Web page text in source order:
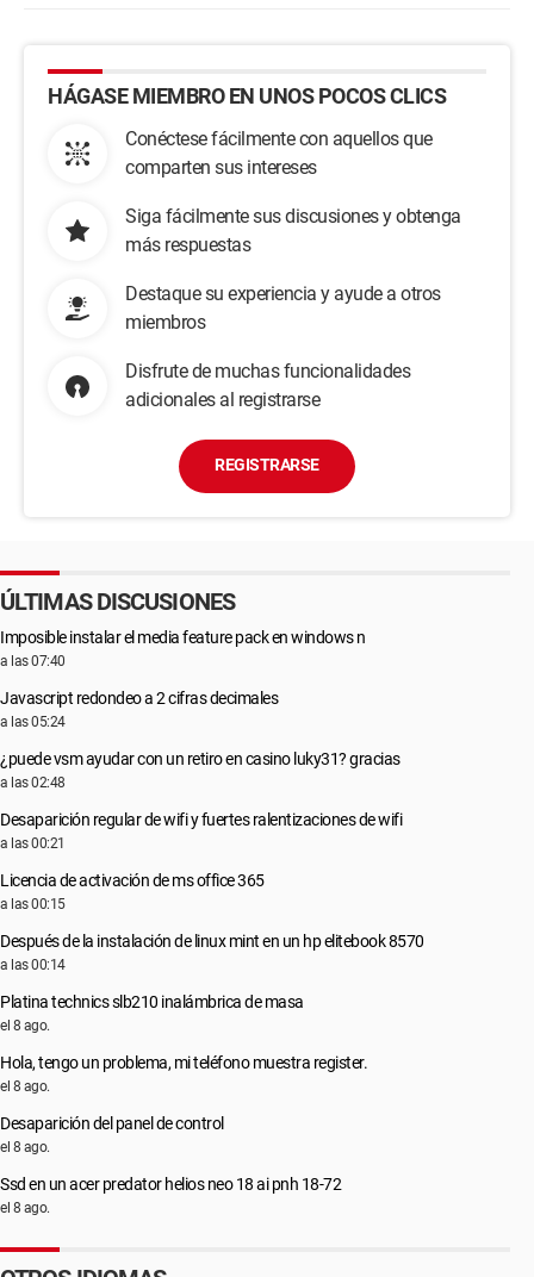
HÁGASE MIEMBRO EN UNOS POCOS CLICS
Conéctese fácilmente con aquellos que
comparten sus intereses
Siga fácilmente sus discusiones y obtenga
más respuestas
Destaque su experiencia y ayude a otros
miembros
Disfrute de muchas funcionalidades
adicionales al registrarse
REGISTRARSE
ÚLTIMAS DISCUSIONES
Imposible instalar el media feature pack en windows n
a las 07:40
Javascript redondeo a 2 cifras decimales
a las 05:24
¿puede vsm ayudar con un retiro en casino luky31? gracias
a las 02:48
Desaparición regular de wifi y fuertes ralentizaciones de wifi
a las 00:21
Licencia de activación de ms office 365
a las 00:15
Después de la instalación de linux mint en un hp elitebook 8570
a las 00:14
Platina technics slb210 inalámbrica de masa
el 8 ago.
Hola, tengo un problema, mi teléfono muestra register.
el 8 ago.
Desaparición del panel de control
el 8 ago.
Ssd en un acer predator helios neo 18 ai pnh 18-72
el 8 ago.